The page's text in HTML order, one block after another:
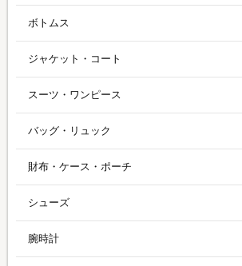
ボトムス
ジャケット・コート
スーツ・ワンピース
バッグ・リュック
財布・ケース・ポーチ
シューズ
腕時計